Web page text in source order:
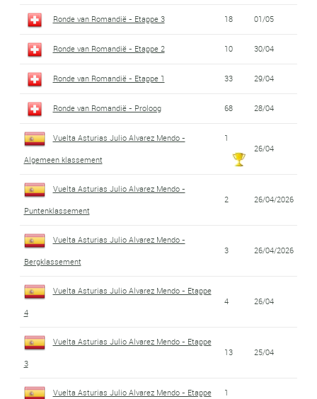
Ronde van Romandië - Etappe 3 18 01/05
Ronde van Romandië - Etappe 2 10 30/04
Ronde van Romandië - Etappe 1 33 29/04
Ronde van Romandië - Proloog 68 28/04
Vuelta Asturias Julio Alvarez Mendo -
Algemeen klassement
1
26/04
Vuelta Asturias Julio Alvarez Mendo -
Puntenklassement
2 26/04/2026
Vuelta Asturias Julio Alvarez Mendo -
Bergklassement
3 26/04/2026
Vuelta Asturias Julio Alvarez Mendo - Etappe
4
4 26/04
Vuelta Asturias Julio Alvarez Mendo - Etappe
3
13 25/04
Vuelta Asturias Julio Alvarez Mendo - Etappe
1